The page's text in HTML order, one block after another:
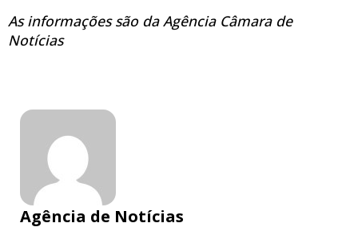
As informações são da Agência Câmara de
Notícias
Agência de Notícias